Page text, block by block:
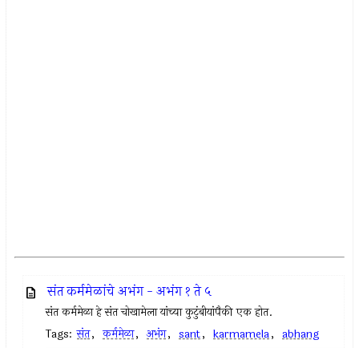
संत कर्ममेळांचे अभंग - अभंग १ ते ५
संत कर्ममेळा हे संत चोखामेला यांच्या कुटुंबीयांपैकी एक होत.
Tags: संत, कर्ममेळा, अभंग, sant, karmamela, abhang